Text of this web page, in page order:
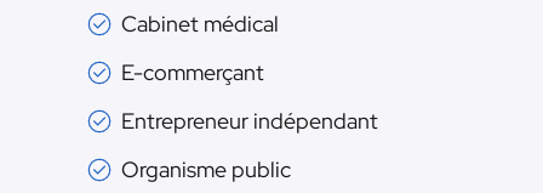
Cabinet médical
E-commerçant
Entrepreneur indépendant
Organisme public